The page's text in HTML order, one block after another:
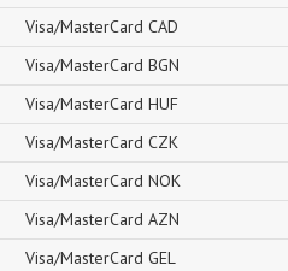
Visa/MasterCard CAD
Visa/MasterCard BGN
Visa/MasterCard HUF
Visa/MasterCard CZK
Visa/MasterCard NOK
Visa/MasterCard AZN
Visa/MasterCard GEL